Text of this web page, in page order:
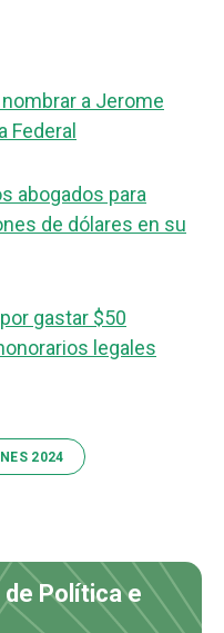
a Jerome
Federal
abogados para
de dólares en su
gastar $50
legales
2024
Política e